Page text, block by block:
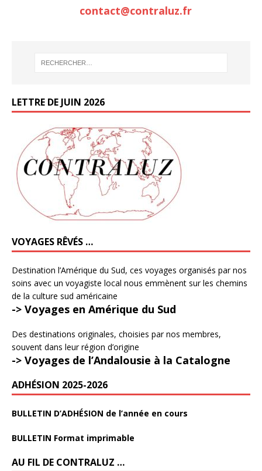
contact@contraluz.fr
LETTRE DE JUIN 2026
VOYAGES RÊVÉS …
Destination l’Amérique du Sud, ces voyages organisés par nos
soins avec un voyagiste local nous emmènent sur les chemins
de la culture sud américaine
-> Voyages en Amérique du Sud
Des destinations originales, choisies par nos membres,
souvent dans leur région d’origine
-> Voyages de l’Andalousie à la Catalogne
ADHÉSION 2025-2026
BULLETIN D’ADHÉSION de l’année en cours
BULLETIN Format imprimable
AU FIL DE CONTRALUZ …